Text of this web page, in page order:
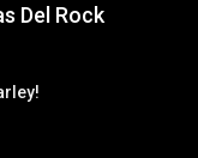
Del Rock